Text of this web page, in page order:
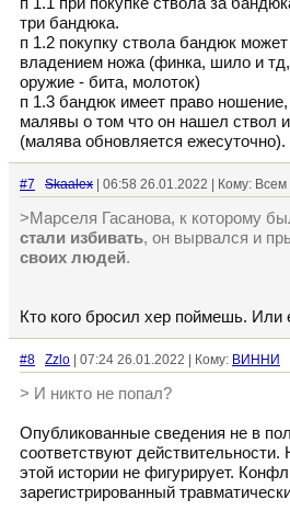
три бандюка.
п 1.2 покупку ствола бандюк
владением ножа (финка, шило и
оружие - бита, молоток)
п 1.3 бандюк имеет право
малявы о том что он нашел ствол
(малява обновляется ежесуточно).
#7 Skaalex | 06:58 26.01.2022 | Кому: Всем
>Марселя Гасанова, к которому
стали избивать, он вырвался и
своих людей.
Кто кого бросил хер поймешь. Или
#8 Zzlo | 07:24 26.01.2022 | Кому: ВИННИ
> И никто не попал?
Опубликованные сведения не в
соответствуют действительности.
этой истории не фигурирует.
зарегистрированный